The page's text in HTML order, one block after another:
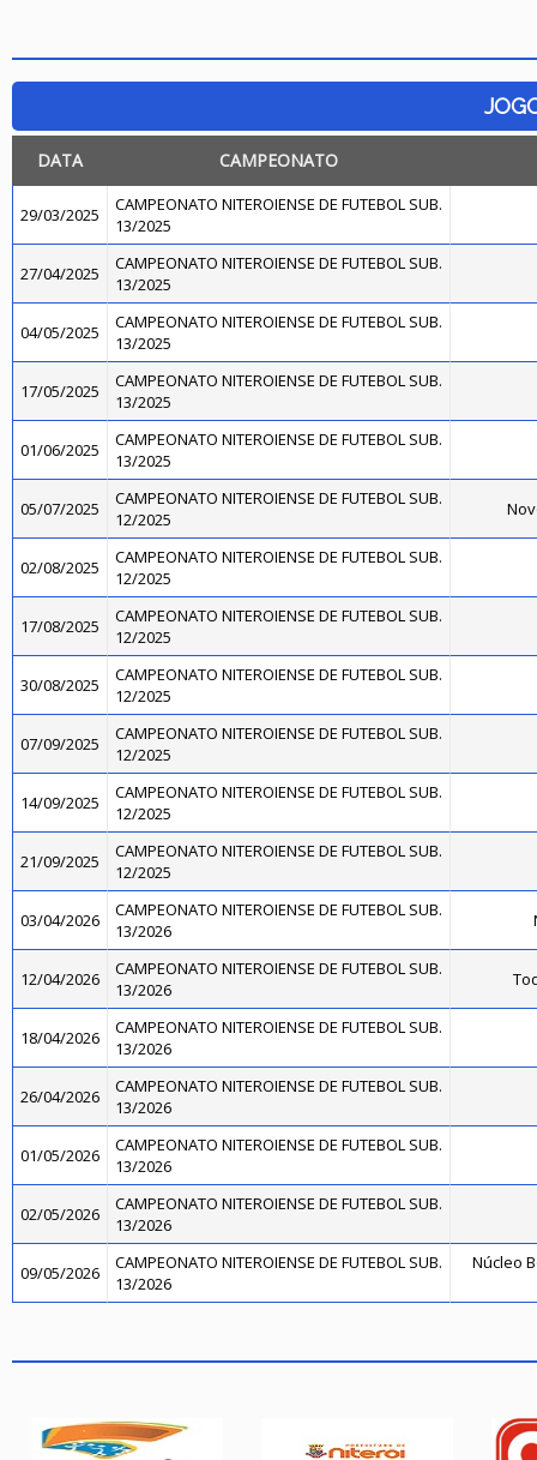
DATA CAMPEONATO
29/03/2025
CAMPEONATO NITEROIENSE DE FUTEBOL SUB.
13/2025
27/04/2025
CAMPEONATO NITEROIENSE DE FUTEBOL SUB.
13/2025
04/05/2025
CAMPEONATO NITEROIENSE DE FUTEBOL SUB.
13/2025
17/05/2025
CAMPEONATO NITEROIENSE DE FUTEBOL SUB.
13/2025
01/06/2025
CAMPEONATO NITEROIENSE DE FUTEBOL SUB.
13/2025
05/07/2025
CAMPEONATO NITEROIENSE DE FUTEBOL SUB.
12/2025
02/08/2025
CAMPEONATO NITEROIENSE DE FUTEBOL SUB.
12/2025
17/08/2025
CAMPEONATO NITEROIENSE DE FUTEBOL SUB.
12/2025
30/08/2025
CAMPEONATO NITEROIENSE DE FUTEBOL SUB.
12/2025
07/09/2025
CAMPEONATO NITEROIENSE DE FUTEBOL SUB.
12/2025
14/09/2025
CAMPEONATO NITEROIENSE DE FUTEBOL SUB.
12/2025
21/09/2025
CAMPEONATO NITEROIENSE DE FUTEBOL SUB.
12/2025
03/04/2026
CAMPEONATO NITEROIENSE DE FUTEBOL SUB.
13/2026
12/04/2026
CAMPEONATO NITEROIENSE DE FUTEBOL SUB.
13/2026
18/04/2026
CAMPEONATO NITEROIENSE DE FUTEBOL SUB.
13/2026
26/04/2026
CAMPEONATO NITEROIENSE DE FUTEBOL SUB.
13/2026
01/05/2026
CAMPEONATO NITEROIENSE DE FUTEBOL SUB.
13/2026
02/05/2026
CAMPEONATO NITEROIENSE DE FUTEBOL SUB.
13/2026
09/05/2026
CAMPEONATO NITEROIENSE DE FUTEBOL SUB.
13/2026
Núcleo